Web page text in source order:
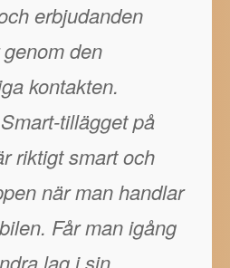
erbjudanden
den
kontakten.
tillägget på
riktigt smart och
när man handlar
Får man igång
lag i sin